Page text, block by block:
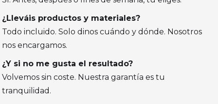
¿Lleváis productos y materiales?
Todo incluido. Solo dinos cuándo y dónde. Nosotros
nos encargamos.
¿Y si no me gusta el resultado?
Volvemos sin coste. Nuestra garantía es tu
tranquilidad.